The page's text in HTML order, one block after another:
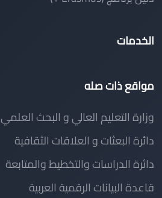
الخدمات
مواقع ذات صله
وزارة التعليم العالي و البحث العلمي
دائرة البعثات و العلاقات الثقافية
دائرة الدراسات والتخطيط والمتابعة
قاعدة البيانات الرقمية العربية